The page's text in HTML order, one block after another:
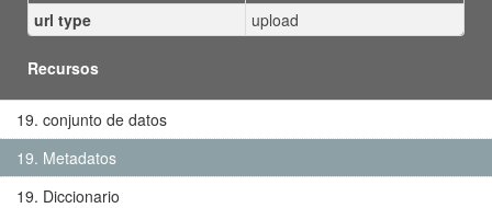
url type
upload
Recursos
19. conjunto de datos
19. Metadatos
19. Diccionario